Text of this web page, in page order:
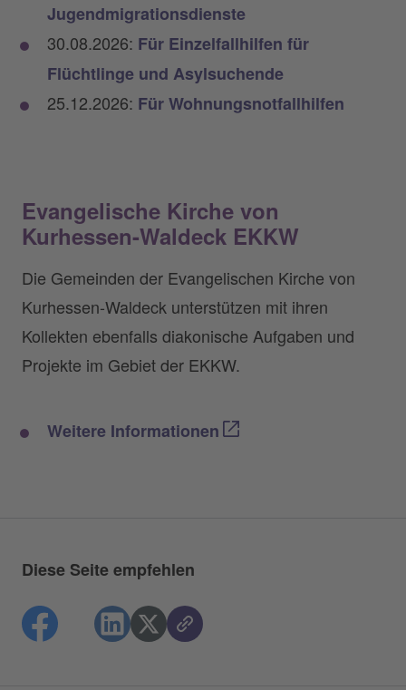
Jugendmigrationsdienste
30.08.2026: Für Einzelfallhilfen für
Flüchtlinge und Asylsuchende
25.12.2026: Für Wohnungsnotfallhilfen
Evangelische Kirche von
Kurhessen-Waldeck EKKW
Die Gemeinden der Evangelischen Kirche von
Kurhessen-Waldeck unterstützen mit ihren
Kollekten ebenfalls diakonische Aufgaben und
Projekte im Gebiet der EKKW.
Weitere Informationen
Diese Seite empfehlen